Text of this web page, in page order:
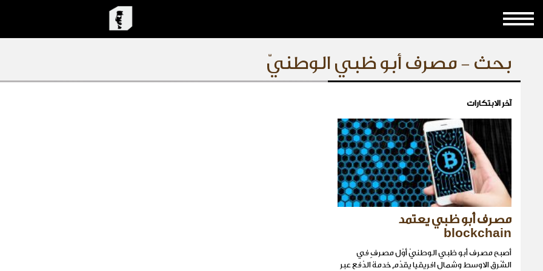
بحث - مصرف أبو ظبي الوطنيّ
آخر الابتكارات
مصرف أبو ظبي يعتمد
blockchain
أصبح مصرف أبو ظبي الوطنيّ أوّل مصرفٍ في
الشّرق الاوسط وشمال افريقيا يقدّم خدمة الدّفع عبر